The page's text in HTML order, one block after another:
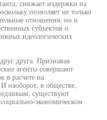
снижает издержки на
позволяет не только
отношения, но и
субъектов о
идеологических
друга. Признавая
агенты совершают
в расчете на
наоборот, в обществе,
существуют
экономическом